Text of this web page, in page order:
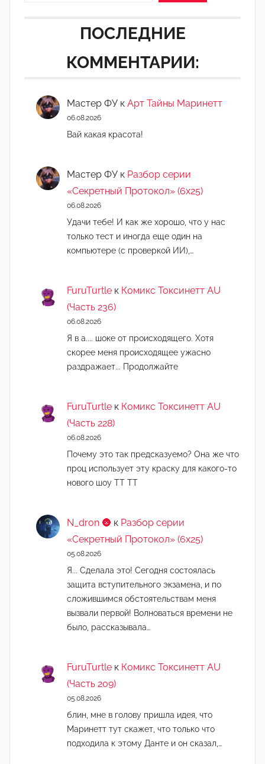
о
-
м
н
ПОСЛЕДНИЕ
КОММЕНТАРИИ:
Мастер ФУ к Арт Тайны Маринетт
06.08.2026
Вай какая красота!
Мастер ФУ к Разбор серии
«Секретный Протокол» (6х25)
06.08.2026
Удачи тебе! И как же хорошо, что у нас
только тест и иногда еще один на
компьютере (с проверкой ИИ),…
FuruTurtle к Комикс Токсинетт AU
(Часть 236)
06.08.2026
Я в а.... шоке от происходящего. Хотя
скорее меня происходящее ужасно
раздражает... Продолжайте
FuruTurtle к Комикс Токсинетт AU
(Часть 228)
06.08.2026
Почему это так предсказуемо? Она же что
проц использует эту краску для какого-то
нового шоу ТТ ТТ
N_dron 🌚 к Разбор серии
«Секретный Протокол» (6х25)
05.08.2026
Я... Сделала это! Сегодня состоялась
защита вступительного экзамена, и по
сложившимся обстоятельствам меня
вызвали первой! Волноваться времени не
было, рассказывала…
FuruTurtle к Комикс Токсинетт AU
(Часть 209)
05.08.2026
блин, мне в голову пришла идея, что
Маринетт тут скажет, что только что
подходила к этому Данте и он сказал,…